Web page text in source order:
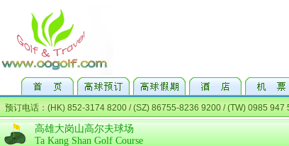
高雄大岗山高尔夫球场
Ta Kang Shan Golf Course